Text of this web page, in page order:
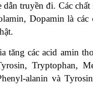
dẫn truyền đi. Các
Dopamin là các
tăng các acid amin
Tryptophan,
alanin và